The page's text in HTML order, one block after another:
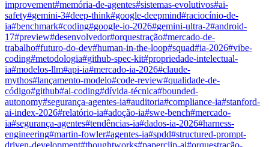
improvement#memória-de-agentes#sistemas-evolutivos#ai-
safety#gemini-3#deep-think#google-deepmind#raciocínio-de-
ia#benchmark#coding#google-io-2026#gemini-ultra-2#android-
17#preview#desenvolvedor#orquestração#mercado-de-
trabalho#futuro-do-dev#human-in-the-loop#squad#ia-2026#vibe-
coding#metodologia#github-spec-kit#propriedade-intelectual-
ia#modelos-llm#api-ia#mercado-ia-2026#claude-
mythos#lançamento-modelo#code-review#qualidade-de-
código#github#ai-coding#dívida-técnica#bounded-
autonomy#segurança-agentes-ia#auditoria#compliance-ia#stanford-
ai-index-2026#relatório-ia#adoção-ia#swe-bench#mercado-
ia#segurança-agentes#tendências-ia#dados-ia-2026#harness-
engineering#martin-fowler#agentes-ia#spdd#structured-prompt-
driven-development#thoughtworks#paperclip-ai#orquestração-